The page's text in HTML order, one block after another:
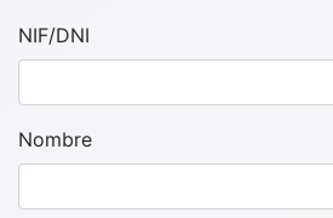
NIF/DNI
Nombre